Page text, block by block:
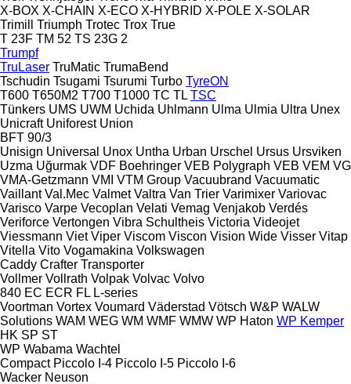
X-BOX X-CHAIN X-ECO X-HYBRID X-POLE X-SOLAR
Trimill
Triumph Trotec Trox True
T 23F TM 52 TS 23G 2
Trumpf
TruLaser TruMatic TrumaBend
Tschudin Tsugami Tsurumi Turbo TyreON
T600 T650M2 T700 T1000 TC TL TSC
Tünkers UMS UWM Uchida Uhlmann Ulma Ulmia Ultra Unex
Unicraft Uniforest Union
BFT 90/3
Unisign Universal Unox Untha Urban Urschel Ursus Ursviken
Uzma Uğurmak VDF Boehringer VEB Polygraph VEB VEM VG
VMA-Getzmann VMI VTM Group Vacuubrand Vacuumatic
Vaillant Val.Mec Valmet Valtra Van Trier Varimixer Variovac
Varisco Varpe Vecoplan Velati Vemag Venjakob Verdés
Veriforce Vertongen Vibra Schultheis Victoria Videojet
Viessmann Viet Viper Viscom Viscon Vision Wide Visser Vitap
Vitella Vito Vogamakina Volkswagen
Caddy Crafter Transporter
Vollmer Vollrath Volpak Volvac Volvo
840 EC ECR FL L-series
Voortman Vortex Voumard Väderstad Vötsch W&P WALW
Solutions WAM WEG WM WMF WMW WP Haton WP Kemper
HK SP ST
WP Wabama Wachtel
Compact Piccolo I-4 Piccolo I-5 Piccolo I-6
Wacker Neuson